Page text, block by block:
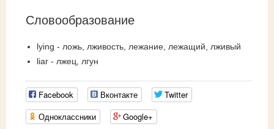
Словообразование
lying - ложь, лживость, лежание, лежащий, лживый
liar - лжец, лгун
Facebook Вконтакте
Twitter
Одноклассники
Google+